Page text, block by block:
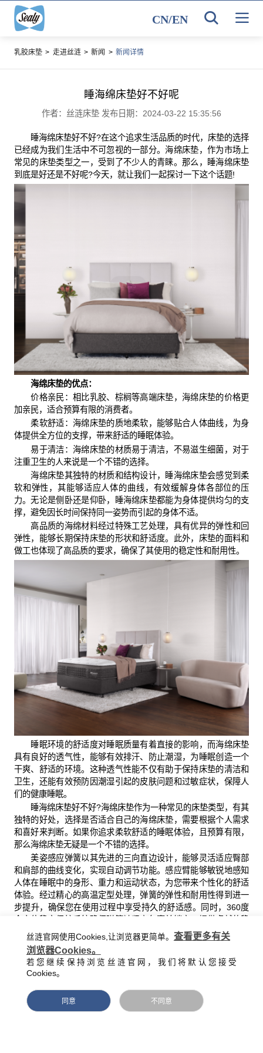
CN/EN
乳胶床垫 > 走进丝涟 > 新闻 > 新闻详情
睡海绵床垫好不好呢
作者：丝涟床垫 发布日期：2024-03-22 15:35:56
睡海绵床垫好不好?在这个追求生活品质的时代，床垫的选择
已经成为我们生活中不可忽视的一部分。海绵床垫，作为市场上
常见的床垫类型之一，受到了不少人的青睐。那么，睡海绵床垫
到底是好还是不好呢?今天，就让我们一起探讨一下这个话题!
海绵床垫的优点：
价格亲民：相比乳胶、棕榈等高端床垫，海绵床垫的价格更
加亲民，适合预算有限的消费者。
柔软舒适：海绵床垫的质地柔软，能够贴合人体曲线，为身
体提供全方位的支撑，带来舒适的睡眠体验。
易于清洁：海绵床垫的材质易于清洁，不易滋生细菌，对于
注重卫生的人来说是一个不错的选择。
海绵床垫其独特的材质和结构设计，睡海绵床垫会感觉到柔
软和弹性，其能够适应人体的曲线，有效缓解身体各部位的压
力。无论是侧卧还是仰卧，睡海绵床垫都能为身体提供均匀的支
撑，避免因长时间保持同一姿势而引起的身体不适。
高品质的海绵材料经过特殊工艺处理，具有优异的弹性和回
弹性，能够长期保持床垫的形状和舒适度。此外，床垫的面料和
做工也体现了高品质的要求，确保了其使用的稳定性和耐用性。
睡眠环境的舒适度对睡眠质量有着直接的影响，而海绵床垫
具有良好的透气性，能够有效排汗、防止潮湿，为睡眠创造一个
干爽、舒适的环境。这种透气性能不仅有助于保持床垫的清洁和
卫生，还能有效预防因潮湿引起的皮肤问题和过敏症状，保障人
们的健康睡眠。
睡海绵床垫好不好?海绵床垫作为一种常见的床垫类型，有其
独特的好处，选择是否适合自己的海绵床垫，需要根据个人需求
和喜好来判断。如果你追求柔软舒适的睡眠体验，且预算有限，
那么海绵床垫无疑是一个不错的选择。
美姿感应弹簧以其先进的三向直边设计，能够灵活适应臀部
和肩部的曲线变化，实现自动调节功能。感应臂能够敏锐地感知
人体在睡眠中的身形、重力和运动状态，为您带来个性化的舒适
体验。经过精心的高温定型处理，弹簧的弹性和耐用性得到进一
步提升，确保您在使用过程中享受持久的舒适感。同时，360度
定性。四周边缘的加强保护设计，不仅增加了有效使用面积，还
让您在坐在床边时也能感受到强大的承托力。
总之，在选择床垫时，最重要的是选择适合自己的产品，而
不是盲目追求高端或低价，希望这篇文章能够帮助你更好地了解
丝涟官网使用Cookies,让浏览器更简单。 查看更多有关
浏览器Cookies。
若您继续保持浏览丝涟官网，我们将默认您接受
Cookies。
同意 不同意